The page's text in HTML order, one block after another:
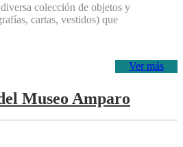
colección de objetos y
cartas, vestidos) que
Ver más
Museo Amparo